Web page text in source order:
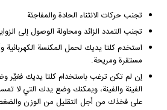
تجنب حركات الانثناء الحادة والمفاجئة
تجنب التمدد الزائد ومحاولة الوصول إلى
استخدم كلتا يديك لحمل المكنسة
مستقرة ومريحة.
إن لم تكن ترغب باستخدام كلتا يديك فغيِّر
الفينة والفينة، ويمكنك وضع يدك التي لا
على فخذك من أجل التقليل من الوزن